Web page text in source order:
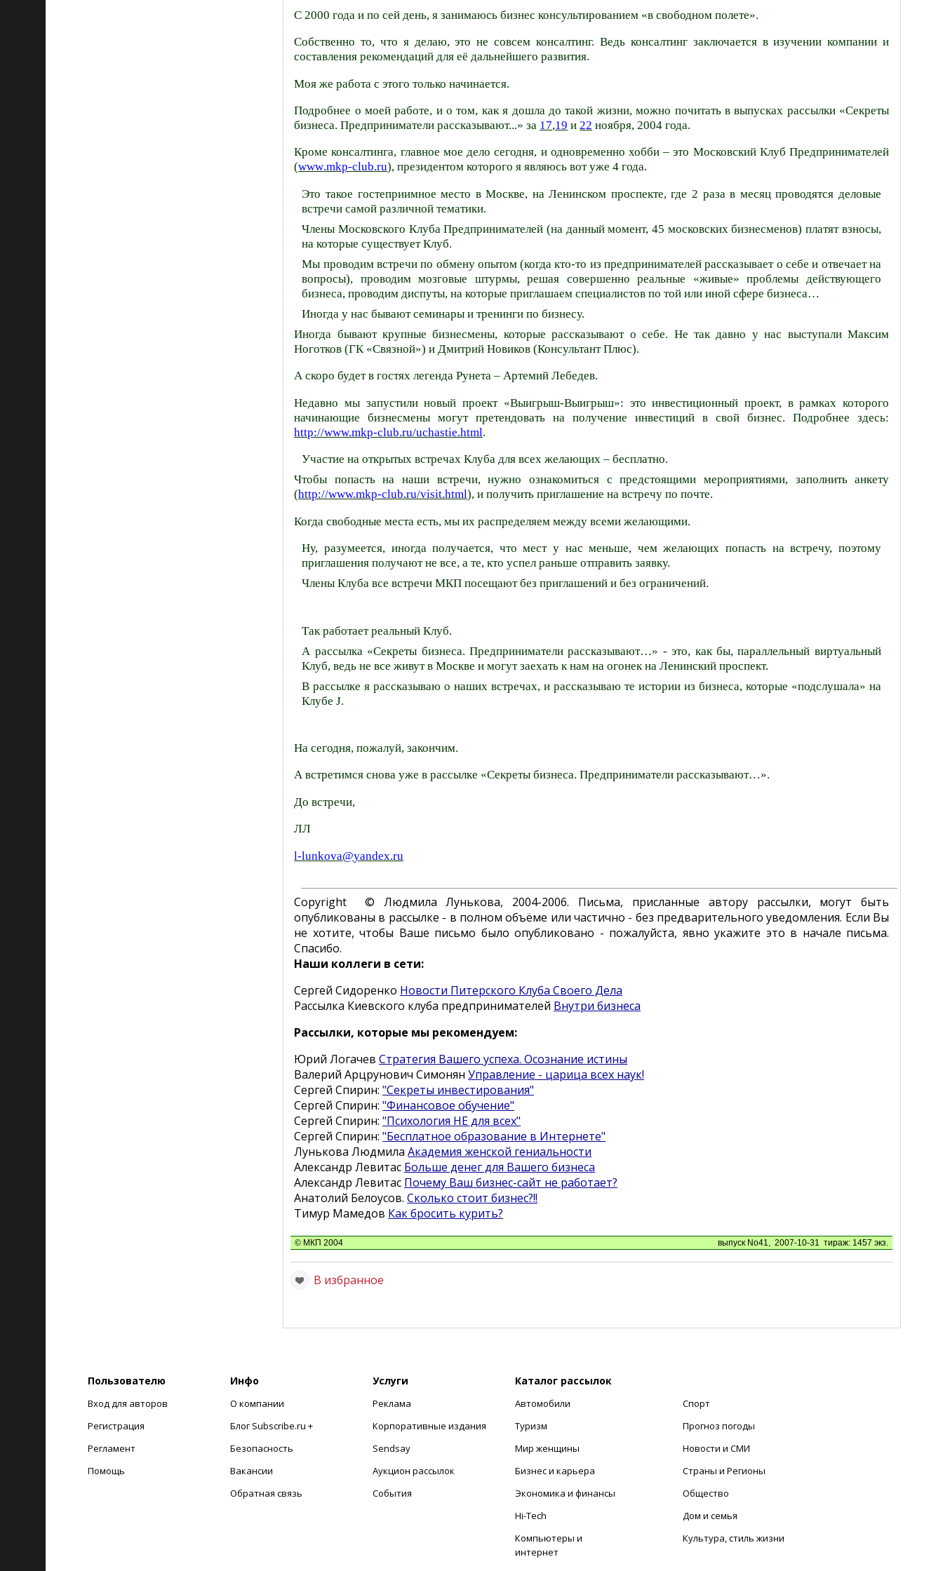
С 2000 года и по сей день, язанимаюсь бизнес консультированием «в свободном полете».
Собственно то, что я делаю, это не совсем консалтинг. Ведь консалтинг заключается в изучении компании и
составления рекомендаций для её дальнейшего развития.
Моя же работа с этого только начинается.
Подробнее о моей работе, и о том, как я дошла до такой жизни, можно почитать в выпусках рассылки «Секреты
бизнеса. Предприниматели рассказывают...» за 17,19 и22 ноября, 2004 года.
Кроме консалтинга, главное мое дело сегодня, и одновременно хобби – это Московский Клуб Предпринимателей
(www.mkp-club.ru), президентом которого я являюсь вот уже 4 года.
Это такое гостеприимное место в Москве, на Ленинском проспекте, где 2 раза в месяц проводятся деловые
встречи самой различной тематики.
Члены Московского Клуба Предпринимателей (на данный момент, 45 московских бизнесменов) платят взносы,
на которые существует Клуб.
Мы проводим встречи по обмену опытом (когда кто-то из предпринимателей рассказывает о себе и отвечает на
вопросы), проводим мозговые штурмы, решая совершенно реальные «живые» проблемы действующего
бизнеса, проводим диспуты, на которые приглашаем специалистов по той или иной сфере бизнеса…
Иногда у нас бывают семинары и тренинги по бизнесу.
Иногда бывают крупные бизнесмены, которые рассказывают о себе. Не так давно у нас выступали Максим
Ноготков (ГК «Связной») и Дмитрий Новиков (Консультант Плюс).
А скоро будет в гостях легендаРунета –Артемий Лебедев.
Недавно мы запустили новый проект «Выигрыш-Выигрыш»: это инвестиционный проект, в рамках которого
начинающие бизнесмены могут претендовать на получение инвестиций в свой бизнес. Подробнее здесь:
http://www.mkp-club.ru/uchastie.html.
Участие на открытых встречах Клуба для всех желающих – бесплатно.
Чтобы попасть на наши встречи, нужно ознакомиться с предстоящими мероприятиями, заполнить анкету
(http://www.mkp-club.ru/visit.html), и получить приглашение на встречу по почте.
Когда свободные места есть, мы их распределяем между всеми желающими.
Ну, разумеется, иногда получается, что мест у нас меньше, чем желающих попасть на встречу, поэтому
приглашения получают не все, а те, кто успел раньше отправить заявку.
Члены Клуба все встречи МКП посещают без приглашений и без ограничений.
Так работает реальный Клуб.
А рассылка «Секреты бизнеса. Предприниматели рассказывают…» - это, как бы, параллельный виртуальный
Клуб, ведь не все живут в Москве и могут заехать к нам наогонек на Ленинский проспект.
В рассылке я рассказываю о наших встречах, и рассказываю те истории из бизнеса, которые «подслушала» на
КлубеJ.
На сегодня, пожалуй, закончим.
А встретимся снова уже в рассылке «Секреты бизнеса. Предприниматели рассказывают…».
До встречи,
ЛЛ
l-lunkova@yandex.ru
Copyright © Людмила Лунькова, 2004-2006. Письма, присланные автору рассылки, могут быть
опубликованы в рассылке - в полном объёме или частично - без предварительного уведомления. Если Вы
не хотите, чтобы Ваше письмо было опубликовано - пожалуйста, явно укажите это в начале письма.
Спасибо.
Наши коллеги в сети:
Сергей Сидоренко Новости Питерского Клуба Своего Дела
Рассылка Киевского клуба предпринимателей Внутри бизнеса
Рассылки, которые мы рекомендуем:
Юрий ЛогачевСтратегия Вашего успеха. Осознание истины
Валерий Арцрунович СимонянУправление - царица всех наук!
Сергей Спирин:"Секреты инвестирования"
Сергей Спирин:"Финансовое обучение"
Сергей Спирин:"Психология НЕ для всех"
Сергей Спирин:"Бесплатное образование в Интернете"
Лунькова ЛюдмилаАкадемия женской гениальности
Александр Левитас Больше денег для Вашего бизнеса
Александр Левитас Почему Ваш бизнес-сайт не работает?
Анатолий Белоусов.Сколько стоит бизнес?!!
Тимур Мамедов Как бросить курить?
© МКП 2004 выпуск No41, 2007-10-31 тираж: 1457 экз.
В избранное
Пользователю
Вход для авторов
Регистрация
Регламент
Помощь
Инфо
О компании
Блог Subscribe.ru +
Безопасность
Вакансии
Обратная связь
Услуги
Реклама
Корпоративные издания
Sendsay
Аукцион рассылок
События
Каталог рассылок
Автомобили
Туризм
Мир женщины
Бизнес и карьера
Экономика и финансы
Hi-Tech
Компьютеры и
интернет
Спорт
Прогноз погоды
Новости и СМИ
Страны и Регионы
Общество
Дом и семья
Культура, стиль жизни